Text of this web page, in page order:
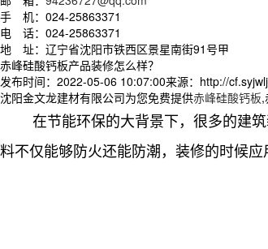
手 机：024-25863371
电 话：024-25863371
地 址：辽宁省沈阳市铁西区景星南街91号甲
赤峰硅酸钙板产品装修怎么样？
发布时间：2022-05-06 10:07:00来源：http://
沈阳金文龙建材有限公司为您免费提供赤峰硅酸钙板,
在节能环保的大背景下，很多的建筑
料不仅能够防火还能防潮，装修的时候